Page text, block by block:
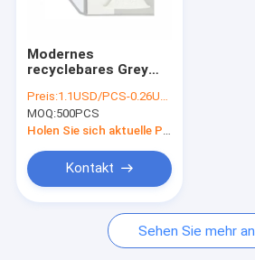
Modernes
recyclebares Grey
Invitations-heißes
Stempeln
Preis:1.1USD/PCS-0.26USD/PCS
MOQ:500PCS
Holen Sie sich aktuelle Preis
Kontakt
Sehen Sie mehr an